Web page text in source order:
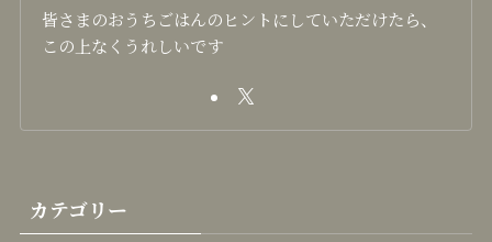
皆さまのおうちごはんのヒントにしていただけたら、
この上なくうれしいです
カテゴリー